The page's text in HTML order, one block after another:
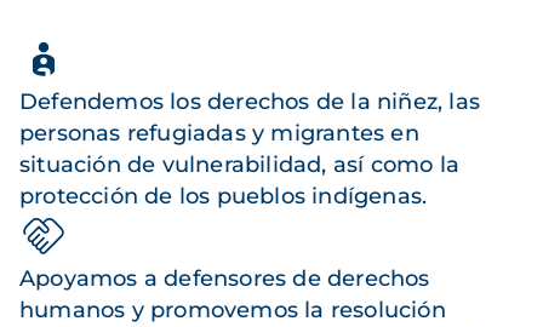
Defendemos los derechos de la niñez, las
personas refugiadas y migrantes en
situación de vulnerabilidad, así como la
protección de los pueblos indígenas.
Apoyamos a defensores de derechos
humanos y promovemos la resolución